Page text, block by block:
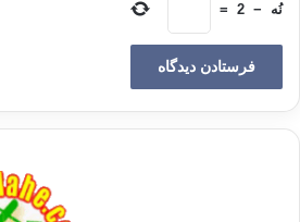
ورزیم و اعتقاد داریم قوه ی اجرایی، جزئی از
اسلام و مندرج در تحت احکام اسلام است …
از ارکان اسلام و فریضه ای از فرایض اسلام
کوشیم تا آزادی را به کمال رسانیم و به اصلاح
معتقدیم در اسلام، چیز تازه ای نیاورده ایم و
به طور صحیح مطالعه و بررسی کند، مطلبی
اهداف را تحقق بخشیم. ما به اندازه ی یک تار
ایم زیرا اسلام از مسلمانان نمی خواهد که
نُه −
2
=